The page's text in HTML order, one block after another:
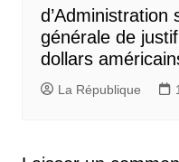
d’Administration
générale de
dollars
La République